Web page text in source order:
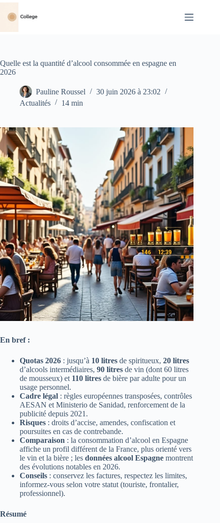
Passer
contenu
Quelle est la quantité d’alcool consommée en espagne en
2026
Pauline Roussel
30 juin 2026 à 23:02
Actualités
14 min
En bref :
Quotas 2026 : jusqu’à 10 litres de spiritueux, 20 litres
d’alcools intermédiaires, 90 litres de vin (dont 60 litres
de mousseux) et 110 litres de bière par adulte pour un
usage personnel.
Cadre légal : règles européennes transposées, contrôles
AESAN et Ministerio de Sanidad, renforcement de la
publicité depuis 2021.
Risques : droits d’accise, amendes, confiscation et
poursuites en cas de contrebande.
Comparaison : la consommation d’alcool en Espagne
affiche un profil différent de la France, plus orienté vers
le vin et la bière ; les données alcool Espagne montrent
des évolutions notables en 2026.
Conseils : conservez les factures, respectez les limites,
informez-vous selon votre statut (touriste, frontalier,
professionnel).
Résumé